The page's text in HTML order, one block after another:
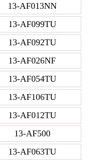
13-AF013NN
13-AF099TU
13-AF092TU
13-AF026NF
13-AF054TU
13-AF106TU
13-AF012TU
13-AF500
13-AF063TU